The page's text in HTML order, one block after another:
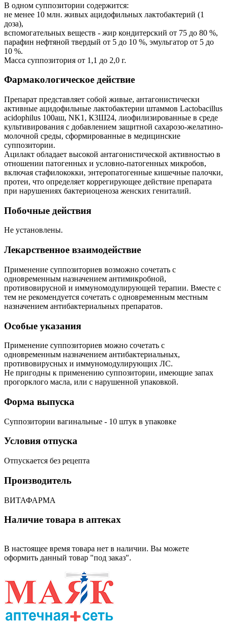
В одном суппозитории содержится:
не менее 10 млн. живых ацидофильных лактобактерий (1
доза),
вспомогательных веществ - жир кондитерский от 75 до 80 %,
парафин нефтяной твердый от 5 до 10 %, эмульгатор от 5 до
10 %.
Масса суппозитория от 1,1 до 2,0 г.
Фармакологическое действие
Препарат представляет собой живые, антагонистически
активные ацидофильные лактобактерии штаммов Lactobacillus
acidophilus 100аш, NK1, К3Ш24, лиофилизированные в среде
культивирования с добавлением защитной сахарозо-желатино-
молочной среды, сформированные в медицинские
суппозитории.
Ацилакт обладает высокой антагонистической активностью в
отношении патогенных и условно-патогенных микробов,
включая стафилококки, энтеропатогенные кишечные палочки,
протеи, что определяет коррегирующее действие препарата
при нарушениях бактериоценоза женских гениталий.
Побочные действия
Не установлены.
Лекарственное взаимодействие
Применение суппозиториев возможно сочетать с
одновременным назначением антимикробной,
противовирусной и иммуномодулирующей терапии. Вместе с
тем не рекомендуется сочетать с одновременным местным
назначением антибактериальных препаратов.
Особые указания
Применение суппозиториев можно сочетать с
одновременным назначением антибактериальных,
противовирусных и иммуномодулирующих ЛС.
Не пригодны к применению суппозитории, имеющие запах
прогорклого масла, или с нарушенной упаковкой.
Форма выпуска
Суппозитории вагинальные - 10 штук в упаковке
Условия отпуска
Отпускается без рецепта
Производитель
ВИТАФАРМА
Наличие товара в аптеках
В настоящее время товара нет в наличии. Вы можете
оформить данный товар "под заказ".